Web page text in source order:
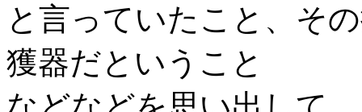
と言っていたこと、そ
獲器だということ